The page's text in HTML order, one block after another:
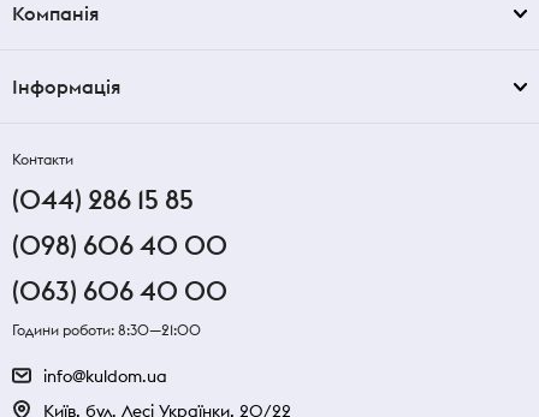
Компанія
Інформація
Контакти
(044) 286 15 85
(098) 606 40 00
(063) 606 40 00
Години роботи: 8:30—21:00
info@kuldom.ua
Київ, бул. Лесі Українки, 20/22